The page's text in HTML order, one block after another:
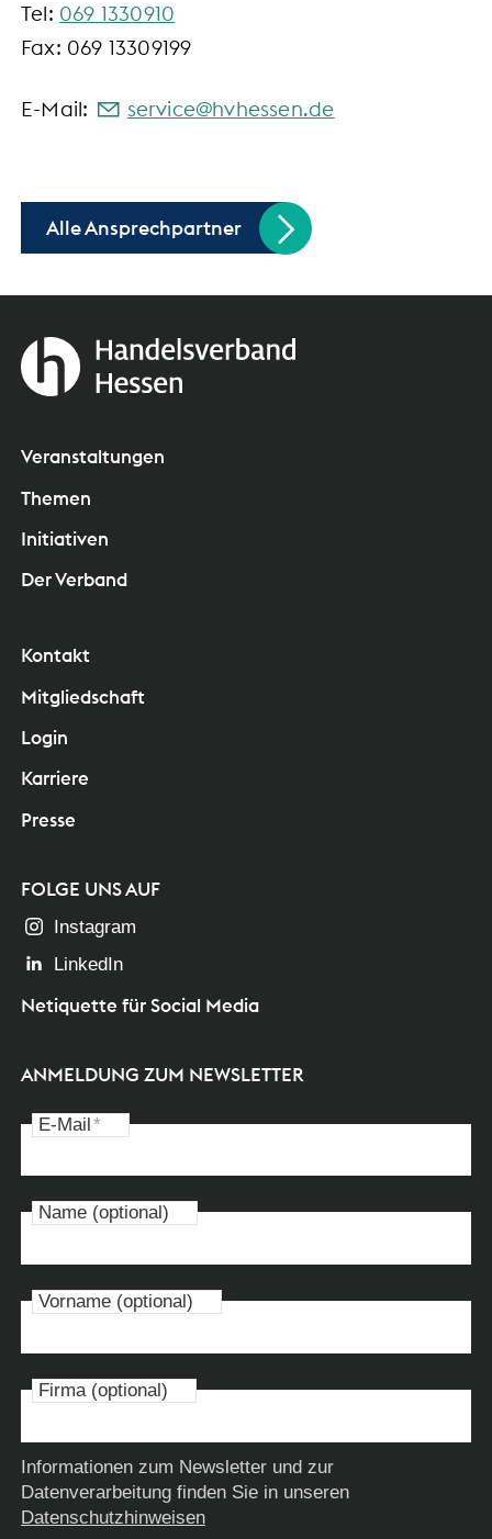
Tel: 069 1330910
Fax: 069 13309199
E-Mail: s rv c hvh ss n d
Alle Ansprechpartner
Veranstaltungen
Themen
Initiativen
Der Verband
Kontakt
Mitgliedschaft
Login
Karriere
Presse
FOLGE UNS AUF
Instagram
LinkedIn
Netiquette für Social Media
ANMELDUNG ZUM NEWSLETTER
E-Mail*
Name (optional)
Vorname (optional)
Firma (optional)
Informationen zum Newsletter und zur
Datenverarbeitung finden Sie in unseren
Datenschutzhinweisen